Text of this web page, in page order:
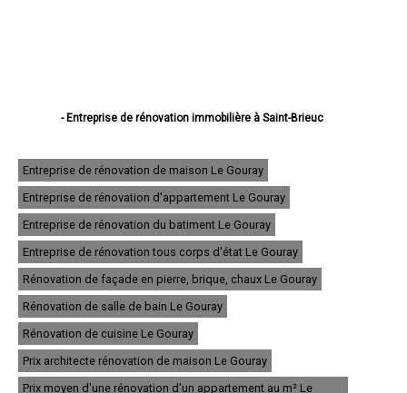
- Entreprise de rénovation immobilière à Saint-Brieuc
- Entreprise de rénovation immobilière à Lamballe
- Entreprise de rénovation immobilière à Ploufragan
- Entreprise de rénovation immobilière à Dinan
- Entreprise de rénovation immobilière à Loudéac
- Entreprise de rénovation immobilière à Paimpol
- Entreprise de rénovation immobilière à Trégueux
- Entreprise de rénovation immobilière à Guingamp
- Entreprise de rénovation immobilière à Perros-Guirec
- Entreprise de rénovation immobilière à Langueux
- Entreprise de rénovation immobilière à Plédran
- Entreprise de rénovation immobilière à Pordic
- Entreprise de rénovation immobilière à Ploumagoar
- Entreprise de rénovation immobilière à Yffiniac
- Entreprise de rénovation immobilière à Plouha
Entreprise de rénovation de maison Le Gouray
Entreprise de rénovation d'appartement Le Gouray
Entreprise de rénovation du batiment Le Gouray
Entreprise de rénovation tous corps d'état Le Gouray
Rénovation de façade en pierre, brique, chaux Le Gouray
Rénovation de salle de bain Le Gouray
Rénovation de cuisine Le Gouray
Prix architecte rénovation de maison Le Gouray
Prix moyen d'une rénovation d'un appartement au m² Le